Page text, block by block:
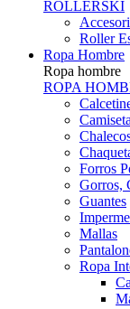
ROLLERSKI
Roller
Ropa Hombre
Ropa hombre
ROPA
Forros
Gorros,
Guantes
Mallas
Ropa